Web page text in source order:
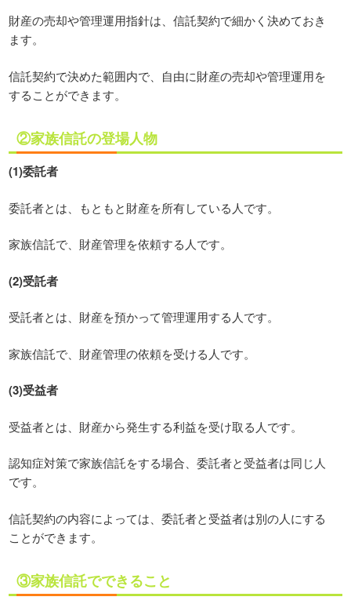
財産の売却や管理運用指針は、信託契約で細かく決めておき
ます。
信託契約で決めた範囲内で、自由に財産の売却や管理運用を
することができます。
②家族信託の登場人物
(1)委託者
委託者とは、もともと財産を所有している人です。
家族信託で、財産管理を依頼する人です。
(2)受託者
受託者とは、財産を預かって管理運用する人です。
家族信託で、財産管理の依頼を受ける人です。
(3)受益者
受益者とは、財産から発生する利益を受け取る人です。
認知症対策で家族信託をする場合、委託者と受益者は同じ人
です。
信託契約の内容によっては、委託者と受益者は別の人にする
ことができます。
③家族信託でできること